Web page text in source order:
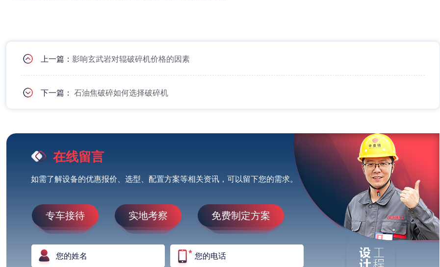
上一篇：影响玄武岩对辊破碎机价格的因素
下一篇：石油焦破碎如何选择破碎机
在线留言
如需了解设备的优惠报价、选型、配置方案等相关资讯，可以留下您的需求。
专车接待 实地考察 免费制定方案